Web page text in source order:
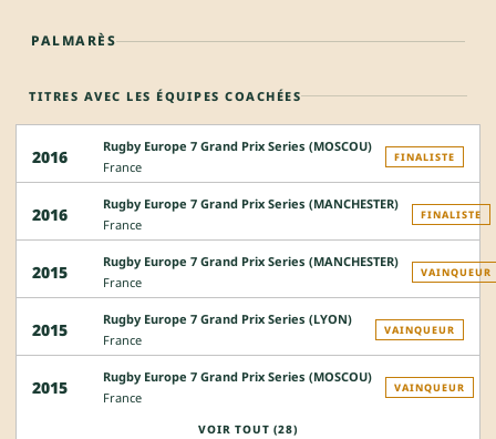
PALMARÈS
TITRES AVEC LES ÉQUIPES COACHÉES
2016
Rugby Europe 7 Grand Prix Series (MOSCOU)
France
FINALISTE
2016
Rugby Europe 7 Grand Prix Series (MANCHESTER)
France
FINALISTE
2015
Rugby Europe 7 Grand Prix Series (MANCHESTER)
France
VAINQUEUR
2015
Rugby Europe 7 Grand Prix Series (LYON)
France
VAINQUEUR
2015
Rugby Europe 7 Grand Prix Series (MOSCOU)
France
VAINQUEUR
VOIR TOUT (28)